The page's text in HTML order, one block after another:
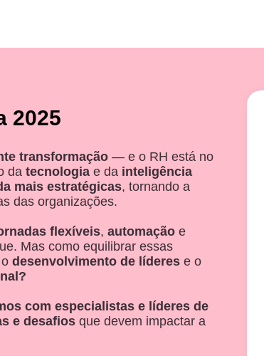
2025
transformação— e o RH está no
da tecnologiae da inteligência
mais estratégicas, tornando a
das organizações.
flexíveis, automaçãoe
Mas como equilibrar essas
desenvolvimento de líderese o
com especialistas e líderes de
e desafiosque devem impactar a